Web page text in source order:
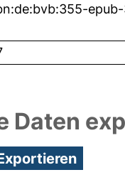
Daten